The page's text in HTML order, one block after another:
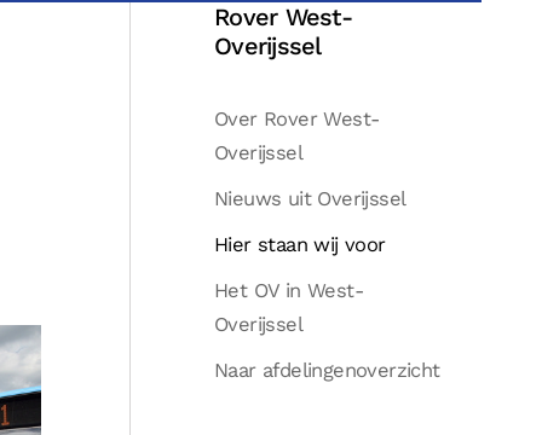
Rover West-
Overijssel
Over Rover West-
Overijssel
Nieuws uit Overijssel
Hier staan wij voor
Het OV in West-
Overijssel
Naar afdelingenoverzicht